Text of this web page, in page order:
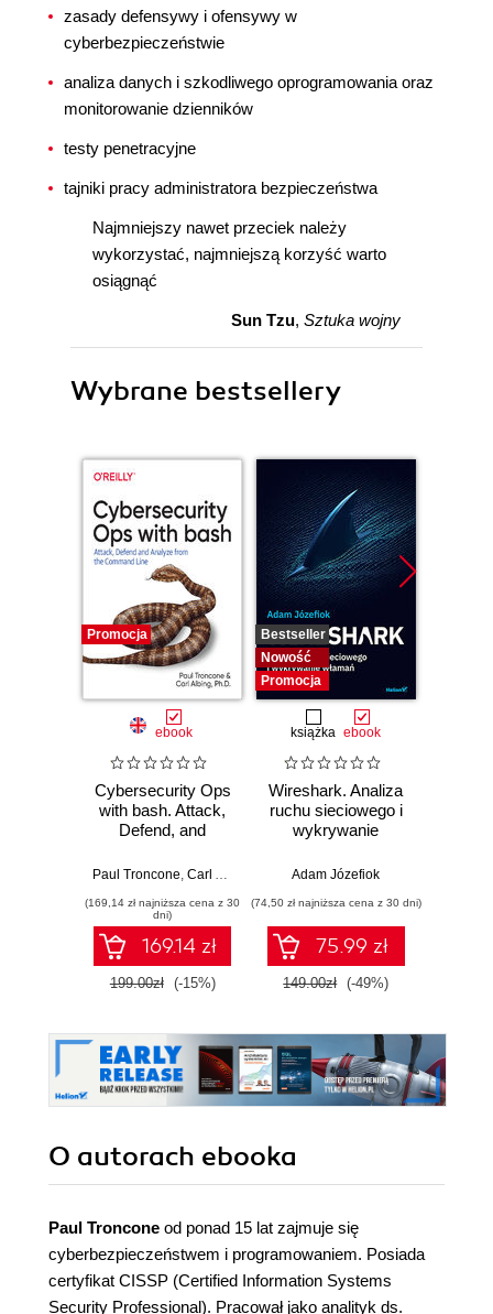
zasady defensywy i ofensywy w
cyberbezpieczeństwie
analiza danych i szkodliwego oprogramowania oraz
monitorowanie dzienników
testy penetracyjne
tajniki pracy administratora bezpieczeństwa
Najmniejszy nawet przeciek należy
wykorzystać, najmniejszą korzyść warto
osiągnąć
Sun Tzu, Sztuka wojny
Wybrane bestsellery
Promocja
ebook
Cybersecurity Ops
with bash. Attack,
Defend, and
Command Line
Paul Troncone, Carl Albing Ph. D.
(169,14 zł najniższa cena z 30
dni)
169.14 zł
199.00zł (-15%)
Bestseller
Nowość
Promocja
książka ebook
Wireshark. Analiza
ruchu sieciowego i
wykrywanie
Adam Józefiok
(74,50 zł najniższa cena z 30 dni)
75.99 zł
149.00zł (-49%)
O autorach ebooka
Paul Troncone od ponad 15 lat zajmuje się
cyberbezpieczeństwem i programowaniem. Posiada
certyfikat CISSP (Certified Information Systems
Security Professional). Pracował jako analityk ds.